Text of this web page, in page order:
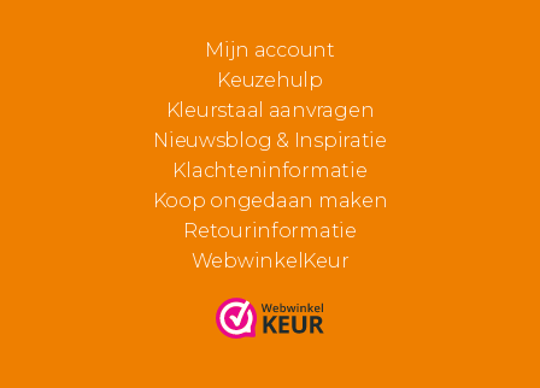
Mijn account
Keuzehulp
Kleurstaal aanvragen
Nieuwsblog & Inspiratie
Klachteninformatie
Koop ongedaan maken
Retourinformatie
WebwinkelKeur